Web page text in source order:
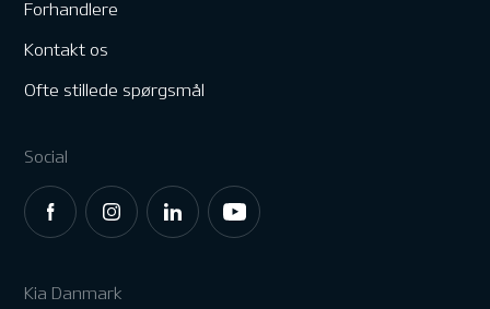
Forhandlere
Kontakt os
Ofte stillede spørgsmål
Social
Kia Danmark